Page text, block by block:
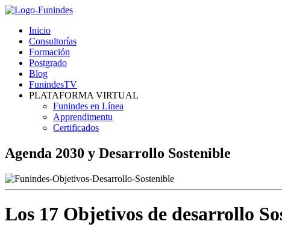
Inicio
Consultorías
Formación
Postgrado
Blog
FunindesTV
PLATAFORMA VIRTUAL
Funindes en Línea
Apprendimentu
Certificados
Agenda 2030 y Desarrollo Sostenible
Los 17 Objetivos de desarrollo